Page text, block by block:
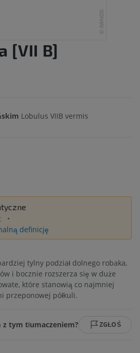
[VII B]
Lobulus VIIB vermis
definicję
tylny podział dolnego robaka,
i bocznie rozszerza się w duże
które stanowią co najmniej
przeponowej półkuli.
tym tłumaczeniem? ZGŁOŚ